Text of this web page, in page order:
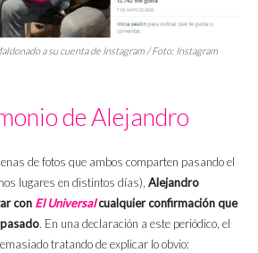
a su cuenta de Instagram / Foto: Instagram
de Alejandro
de fotos que ambos comparten pasando el
lugares en distintos días), Alejandro
con El Universalcualquier confirmación que
. En una declaración a este periódico, el
tratando de explicar lo obvio: